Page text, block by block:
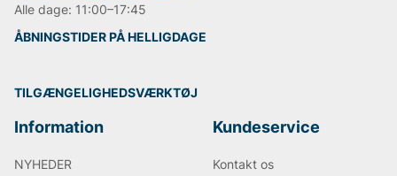
Alle dage: 11:00–17:45
ÅBNINGSTIDER PÅ HELLIGDAGE
TILGÆNGELIGHEDSVÆRKTØJ
Information
NYHEDER
Kundeservice
Kontakt os